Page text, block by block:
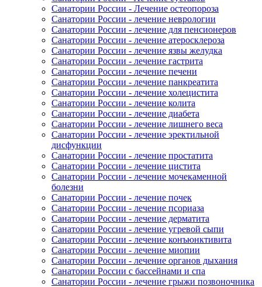
Санатории России - Лечение остеопороза
Санатории России - лечение неврологии
Санатории России - лечение для пенсионеров
Санатории России - лечение атеросклероза
Санатории России - лечение язвы желудка
Санатории России - лечение гастрита
Санатории России - лечение печени
Санатории России - лечение панкреатита
Санатории России - лечение холецистита
Санатории России - лечение колита
Санатории России - лечение диабета
Санатории России - лечение лишнего веса
Санатории России - лечение эректильной
дисфункции
Санатории России - лечение простатита
Санатории России - лечение цистита
Санатории России - лечение мочекаменной
болезни
Санатории России - лечение почек
Санатории России - лечение псориаза
Санатории России - лечение дерматита
Санатории России - лечение угревой сыпи
Санатории России - лечение конъюнктивита
Санатории России - лечение миопии
Санатории России - лечение органов дыхания
Санатории России с бассейнами и спа
Санатории России - лечение грыжи позвоночника